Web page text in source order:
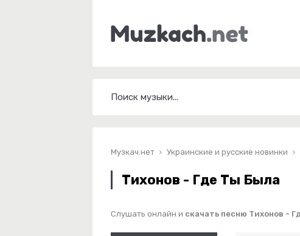
Музкач.нет Украинские и русские новинки
Тихонов - Где Ты Была
Слушать онлайн и скачать песню Тихонов -